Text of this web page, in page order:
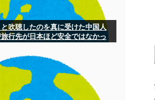
と吹聴したのを真に受けた中国人
行先が日本ほど安全ではなかっ